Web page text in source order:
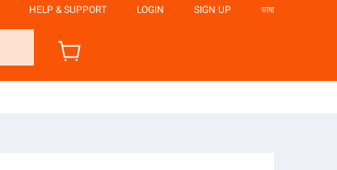
HELP & SUPPORT LOGIN SIGN UP ভাষা